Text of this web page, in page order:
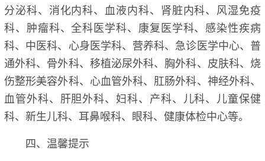
分泌科、消化内科、血液内科、肾脏内科、风湿免疫
科、肿瘤科、全科医学科、康复医学科、感染性疾病
科、中医科、心身医学科、营养科、急诊医学中心、普
通外科、骨外科、移植泌尿外科、胸外科、皮肤科、烧
伤整形美容外科、心血管外科、肛肠外科、神经外科、
血管外科、肝胆外科、妇科、产科、儿科、儿童保健
科、新生儿科、耳鼻喉科、眼科、健康体检中心等。
四、 温馨提示